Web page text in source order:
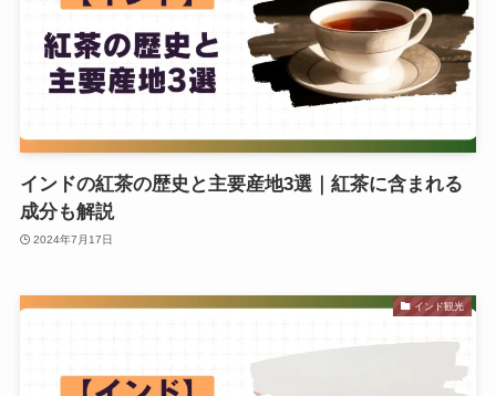
インドの紅茶の歴史と主要産地3選｜紅茶に含まれる
成分も解説
2024年7月17日
インド観光